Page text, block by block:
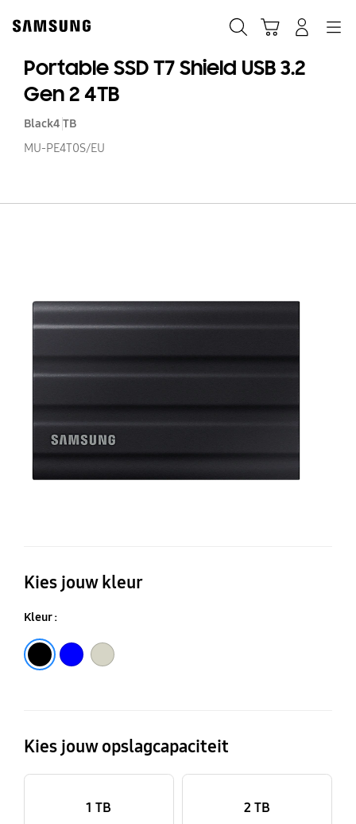
content
Portable SSD T7 Shield USB 3.2
Gen 2 4TB
Black4 TB
MU-PE4T0S/EU
Kies jouw kleur
Kleur :
Kies jouw opslagcapaciteit
1 TB 2 TB